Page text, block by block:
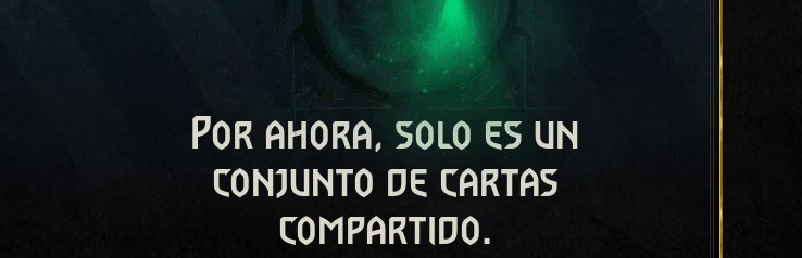
Por ahora, solo es un
conjunto de cartas
compartido.